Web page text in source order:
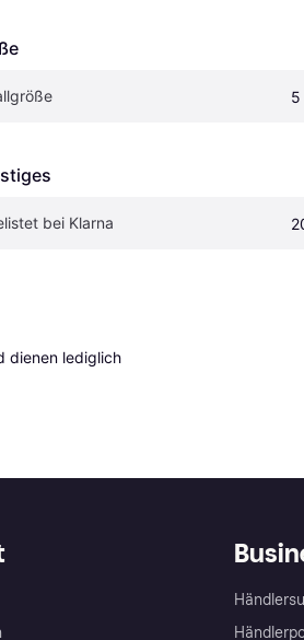
5
bei Klarna
dienen lediglich